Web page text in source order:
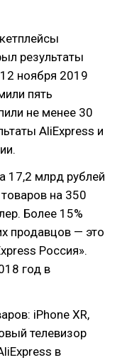
результаты
ноября 2019
пять
не менее 30
AliExpress и
17,2 млрд рублей
на 350
Более 15%
продавцов — это
Россия».
год в
iPhone XR,
телевизор
в